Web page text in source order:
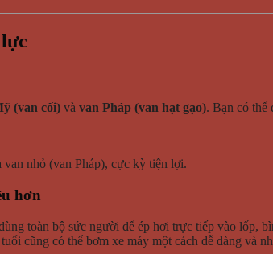
(van cối) và van Pháp (van hạt gạo). Bạn có thể
nhỏ (van Pháp), cực kỳ tiện lợi.
hơn
toàn bộ sức người để ép hơi trực tiếp vào lốp,
cũng có thể bơm xe máy một cách dễ dàng và